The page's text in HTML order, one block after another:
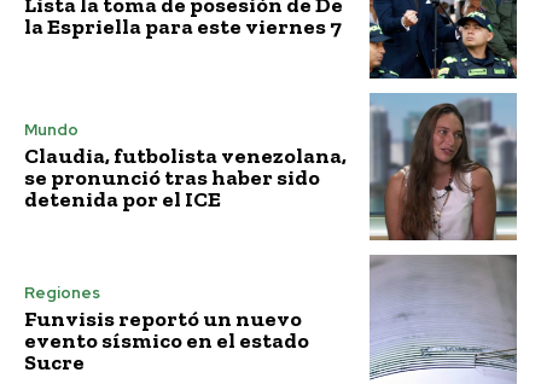
la Espriella para este viernes 7
Mundo
Claudia, futbolista venezolana,
se pronunció tras haber sido
detenida por el ICE
Regiones
Funvisis reportó un nuevo
evento sísmico en el estado
Sucre